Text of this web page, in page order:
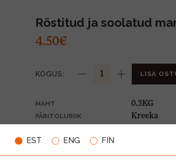
EST ENG FIN
Röstitud ja soolatud
4.50€
KOGUS: LISA
MAHT 0.3KG
PÄRITOLURIIK Kreeka
KOOD